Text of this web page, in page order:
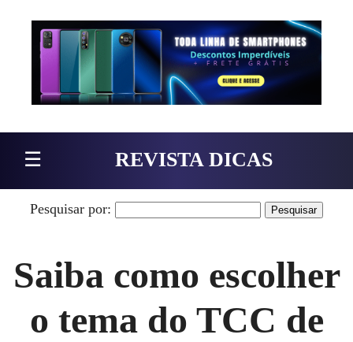
Pular para o conteúdo
☰ REVISTA DICAS
Pesquisar por:
Saiba como escolher
o tema do TCC de